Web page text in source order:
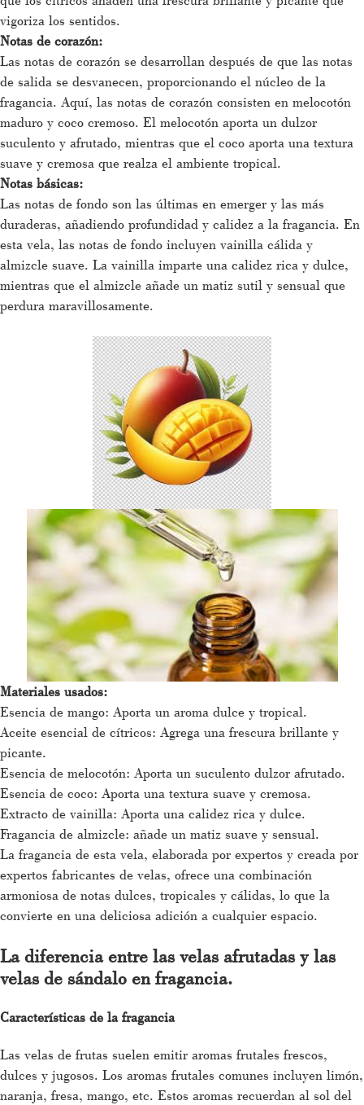
vigoriza los sentidos.
Notas de corazón:
Las notas de corazón se desarrollan después de que las notas
de salida se desvanecen, proporcionando el núcleo de la
fragancia. Aquí, las notas de corazón consisten en melocotón
maduro y coco cremoso. El melocotón aporta un dulzor
suculento y afrutado, mientras que el coco aporta una textura
suave y cremosa que realza el ambiente tropical.
Notas básicas:
Las notas de fondo son las últimas en emerger y las más
duraderas, añadiendo profundidad y calidez a la fragancia. En
esta vela, las notas de fondo incluyen vainilla cálida y
almizcle suave. La vainilla imparte una calidez rica y dulce,
mientras que el almizcle añade un matiz sutil y sensual que
perdura maravillosamente.
Materiales usados:
Esencia de mango: Aporta un aroma dulce y tropical.
Aceite esencial de cítricos: Agrega una frescura brillante y
picante.
Esencia de melocotón: Aporta un suculento dulzor afrutado.
Esencia de coco: Aporta una textura suave y cremosa.
Extracto de vainilla: Aporta una calidez rica y dulce.
Fragancia de almizcle: añade un matiz suave y sensual.
La fragancia de esta vela, elaborada por expertos y creada por
expertos fabricantes de velas, ofrece una combinación
armoniosa de notas dulces, tropicales y cálidas, lo que la
convierte en una deliciosa adición a cualquier espacio.
La diferencia entre las velas afrutadas y las
velas de sándalo en fragancia.
Características de la fragancia
Las velas de frutas suelen emitir aromas frutales frescos,
dulces y jugosos. Los aromas frutales comunes incluyen limón,
naranja, fresa, mango, etc. Estos aromas recuerdan al sol del